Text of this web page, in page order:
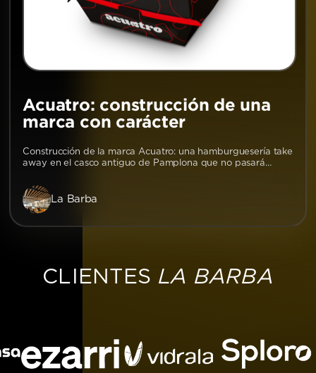
Acuatro: construcción de una
marca con carácter
Construcción de la marca Acuatro: una hamburguesería take
away en el casco antiguo de Pamplona que no pasará…
La Barba
CLIENTES LA BARBA